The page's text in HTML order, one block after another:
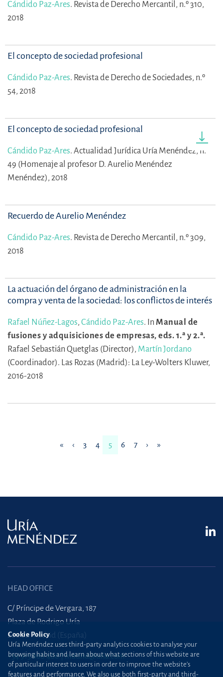
Cándido Paz-Ares. Revista de Derecho Mercantil, n.º 310,
2018
El concepto de sociedad profesional
Cándido Paz-Ares. Revista de Derecho de Sociedades, n.º
54, 2018
El concepto de sociedad profesional
Cándido Paz-Ares. Actualidad Jurídica Uría Menéndez, n.º
49 (Homenaje al profesor D. Aurelio Menéndez
Menéndez), 2018
Recuerdo de Aurelio Menéndez
Cándido Paz-Ares. Revista de Derecho Mercantil, n.º 309,
2018
La actuación del órgano de administración en la
compra y venta de la sociedad: los conflictos de interés
Rafael Núñez-Lagos, Cándido Paz-Ares. In Manual de
fusiones y adquisiciones de empresas, eds. 1.ª y 2.ª.
Rafael Sebastián Quetglas (Director), Martín Jordano
(Coordinador). Las Rozas (Madrid): La Ley-Wolters Kluwer,
2016-2018
« ‹ 3 4 5 6 7 › »
HEAD OFFICE
C/ Príncipe de Vergara, 187
Plaza de Rodrigo Uría
28002 Madrid (España)
+34 915 860 400 madrid@uria.com
Cookie Policy
Uría Menéndez uses third-party analytics cookies to analyse your
browsing habits and learn about what sections of this website are
of particular interest to users in order to improve the website’s
features and performance. We also use both first-party and third-